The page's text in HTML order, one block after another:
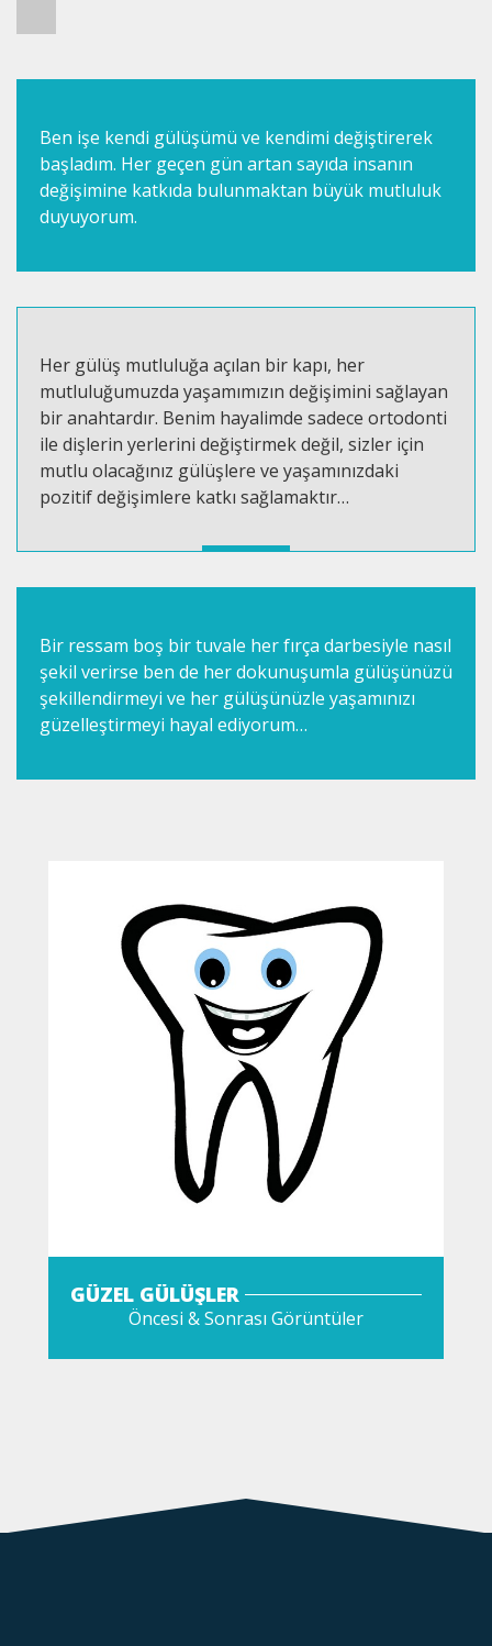
Ben işe kendi gülüşümü ve kendimi değiştirerek
başladım. Her geçen gün artan sayıda insanın
değişimine katkıda bulunmaktan büyük mutluluk
duyuyorum.
Her gülüş mutluluğa açılan bir kapı, her
mutluluğumuzda yaşamımızın değişimini sağlayan
bir anahtardır. Benim hayalimde sadece ortodonti
ile dişlerin yerlerini değiştirmek değil, sizler için
mutlu olacağınız gülüşlere ve yaşamınızdaki
pozitif değişimlere katkı sağlamaktır…
Bir ressam boş bir tuvale her fırça darbesiyle nasıl
şekil verirse ben de her dokunuşumla gülüşünüzü
şekillendirmeyi ve her gülüşünüzle yaşamınızı
güzelleştirmeyi hayal ediyorum…
GÜZEL GÜLÜŞLER
Öncesi & Sonrası Görüntüler